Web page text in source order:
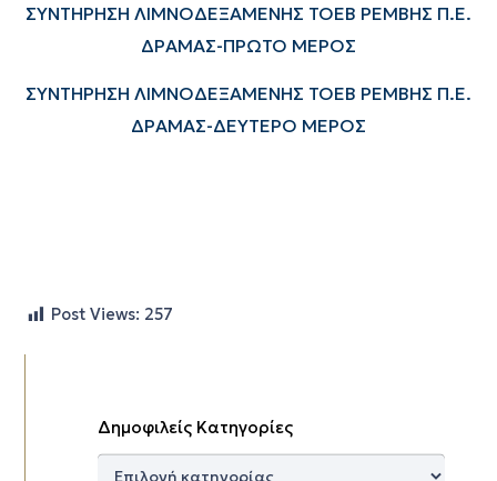
ΣΥΝΤΗΡΗΣΗ ΛΙΜΝΟΔΕΞΑΜΕΝΗΣ ΤΟΕΒ ΡΕΜΒΗΣ Π.Ε.
ΔΡΑΜΑΣ-ΠΡΩΤΟ ΜΕΡΟΣ
ΣΥΝΤΗΡΗΣΗ ΛΙΜΝΟΔΕΞΑΜΕΝΗΣ ΤΟΕΒ ΡΕΜΒΗΣ Π.Ε.
ΔΡΑΜΑΣ-ΔΕΥΤΕΡΟ ΜΕΡΟΣ
Post Views: 257
Δημοφιλείς Κατηγορίες
Δημοφιλείς